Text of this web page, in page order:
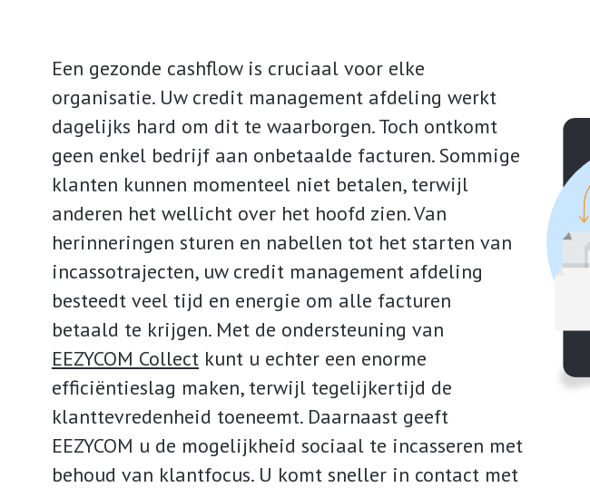
Een gezonde cashflow is cruciaal voor elke
organisatie. Uw credit management afdeling werkt
dagelijks hard om dit te waarborgen. Toch ontkomt
geen enkel bedrijf aan onbetaalde facturen. Sommige
klanten kunnen momenteel niet betalen, terwijl
anderen het wellicht over het hoofd zien. Van
herinneringen sturen en nabellen tot het starten van
incassotrajecten, uw credit management afdeling
besteedt veel tijd en energie om alle facturen
betaald te krijgen. Met de ondersteuning van
EEZYCOM Collect kunt u echter een enorme
efficiëntieslag maken, terwijl tegelijkertijd de
klanttevredenheid toeneemt. Daarnaast geeft
EEZYCOM u de mogelijkheid sociaal te incasseren met
behoud van klantfocus. U komt sneller in contact met